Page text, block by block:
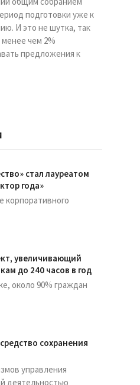
подготовки уже к
И это не шутка, так
чем 2%
предложения к
стал лауреатом
года»
корпоративного
увеличивающий
до 240 часов в год
около 90% граждан
сохранения
управления
деятельностью